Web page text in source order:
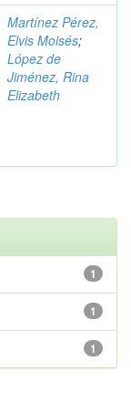
Martínez Pérez,
Elvis Moisés;
López de
Jiménez, Rina
Elizabeth
1
1
1